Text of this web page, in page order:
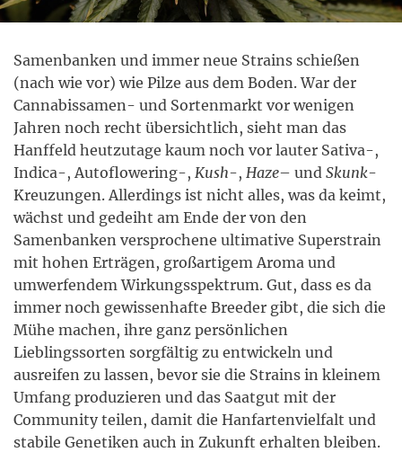
Samenbanken und immer neue Strains schießen
(nach wie vor) wie Pilze aus dem Boden. War der
Cannabissamen- und Sortenmarkt vor wenigen
Jahren noch recht übersichtlich, sieht man das
Hanffeld heutzutage kaum noch vor lauter Sativa-,
Indica-, Autoflowering-, Kush-, Haze– und Skunk-
Kreuzungen. Allerdings ist nicht alles, was da keimt,
wächst und gedeiht am Ende der von den
Samenbanken versprochene ultimative Superstrain
mit hohen Erträgen, großartigem Aroma und
umwerfendem Wirkungsspektrum. Gut, dass es da
immer noch gewissenhafte Breeder gibt, die sich die
Mühe machen, ihre ganz persönlichen
Lieblingssorten sorgfältig zu entwickeln und
ausreifen zu lassen, bevor sie die Strains in kleinem
Umfang produzieren und das Saatgut mit der
Community teilen, damit die Hanfartenvielfalt und
stabile Genetiken auch in Zukunft erhalten bleiben.